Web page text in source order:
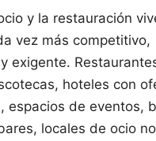
y la restauración
vez más competitivo,
exigente.
hoteles con
espacios de eventos,
locales de ocio